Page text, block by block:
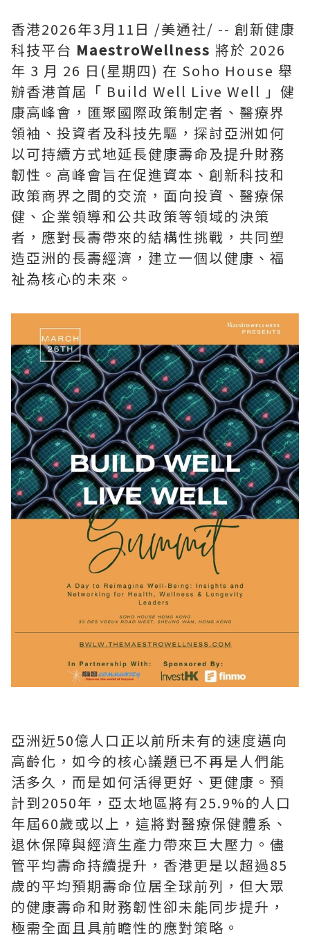
香港2026年3月11日 /美通社/ -- 創新健康
科技平台 MaestroWellness 將於 2026
年 3 月 26 日(星期四) 在 Soho House 舉
辦香港首屆「 Build Well Live Well 」健
康高峰會，匯聚國際政策制定者、醫療界
領袖、投資者及科技先驅，探討亞洲如何
以可持續方式地延長健康壽命及提升財務
韌性。高峰會旨在促進資本、創新科技和
政策商界之間的交流，面向投資、醫療保
健、企業領導和公共政策等領域的決策
者，應對長壽帶來的結構性挑戰，共同塑
造亞洲的長壽經濟，建立一個以健康、福
祉為核心的未來。
亞洲近50億人口正以前所未有的速度邁向
高齡化，如今的核心議題已不再是人們能
活多久，而是如何活得更好、更健康。預
計到2050年，亞太地區將有25.9%的人口
年屆60歲或以上，這將對醫療保健體系、
退休保障與經濟生產力帶來巨大壓力。儘
管平均壽命持續提升，香港更是以超過85
歲的平均預期壽命位居全球前列，但大眾
的健康壽命和財務韌性卻未能同步提升，
極需全面且具前瞻性的應對策略。